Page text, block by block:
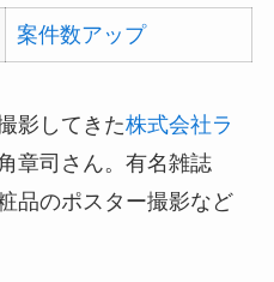
案件数アップ
影してきた株式会社ラ
章司さん。有名雑誌
品のポスター撮影など